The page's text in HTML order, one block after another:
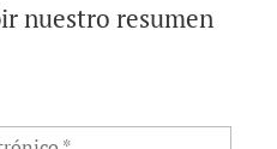
nuestro resumen